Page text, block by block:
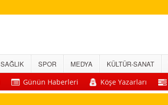
SAĞLIK SPOR MEDYA KÜLTÜR-SANAT
Günün Haberleri Köşe Yazarları